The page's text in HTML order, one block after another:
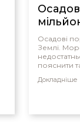
Осадові
Землі.
пояснити
Докладніше